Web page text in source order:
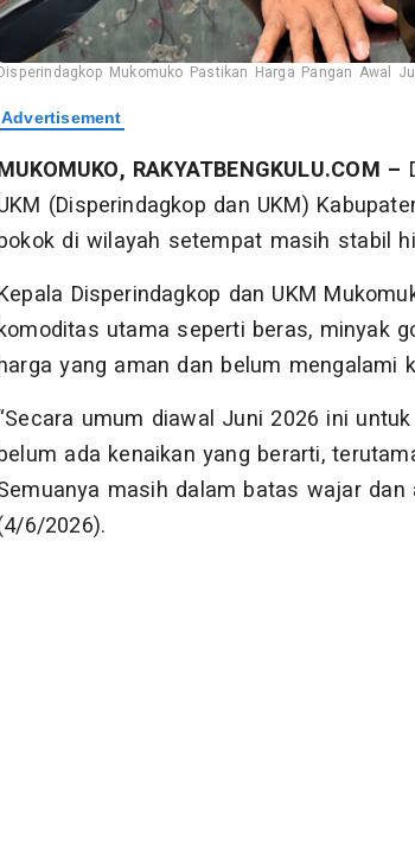
Mukomuko Pastikan Harga Pangan Awal
RAKYATBENGKULU.COM –
(Disperindagkop dan UKM)
di wilayah setempat masih stabil
Disperindagkop dan UKM
utama seperti beras, minyak
yang aman dan belum mengalami
umum diawal Juni 2026 ini
ada kenaikan yang berarti,
masih dalam batas wajar
6/2026).